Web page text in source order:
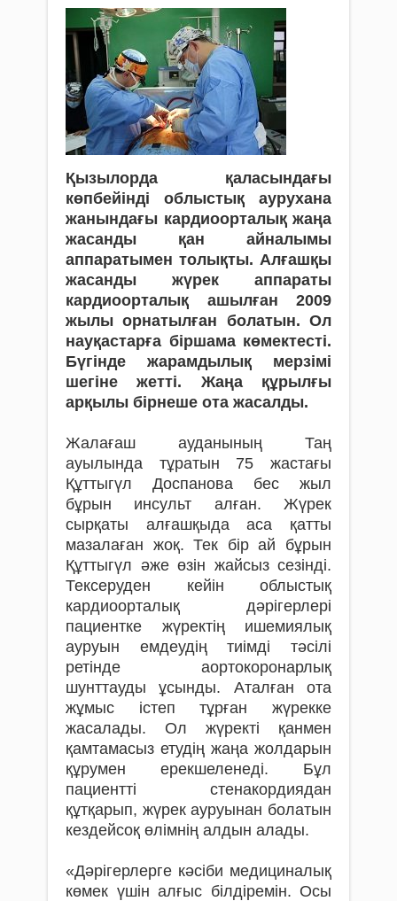
Қызылорда қаласындағы
көпбейінді облыстық аурухана
жанындағы кардиоорталық жаңа
жасанды қан айналымы
аппаратымен толықты. Алғашқы
жасанды жүрек аппараты
кардиоорталық ашылған 2009
жылы орнатылған болатын. Ол
науқастарға біршама көмектесті.
Бүгінде жарамдылық мерзімі
шегіне жетті. Жаңа құрылғы
арқылы бірнеше ота жасалды.
Жалағаш ауданының Таң
ауылында тұратын 75 жастағы
Құттыгүл Доспанова бес жыл
бұрын инсульт алған. Жүрек
сырқаты алғашқыда аса қатты
мазалаған жоқ. Тек бір ай бұрын
Құттыгүл әже өзін жайсыз сезінді.
Тексеруден кейін облыстық
кардиоорталық дәрігерлері
пациентке жүректің ишемиялық
ауруын емдеудің тиімді тәсілі
ретінде аортокоронарлық
шунттауды ұсынды. Аталған ота
жұмыс істеп тұрған жүрекке
жасалады. Ол жүректі қанмен
қамтамасыз етудің жаңа жолдарын
құрумен ерекшеленеді. Бұл
пациентті стенакордиядан
құтқарып, жүрек ауруынан болатын
кездейсоқ өлімнің алдын алады.
«Дәрігерлерге кәсіби медициналық
көмек үшін алғыс білдіремін. Осы